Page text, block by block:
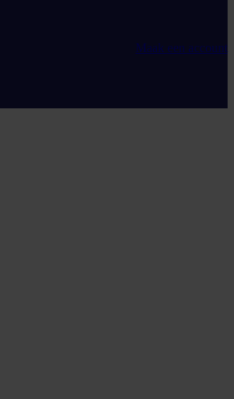
Maak een account